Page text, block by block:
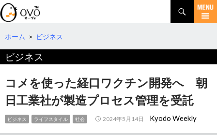
検
索
コ
テ
へ
ホーム > ビジネス
ビジネス
コメを使った経口ワクチン開発へ 朝
日工業社が製造プロセス管理を受託
ビジネス ライフスタイル 社会 2024年5月14日 Kyodo Weekly